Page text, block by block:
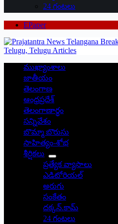
24 గంటలు
EPaper
ముఖ్యాంశాలు
జాతీయం
తెలంగాణ
ఆంధ్రప్రదేశ్
తెలంగాణార్థం
సన్నివేశం
బొమ్మా బొరుసు
సాహిత్యం-శోభ
శీర్షికలు
ప్రత్యేక వ్యాసాలు
ఎడిటోరియల్
అరుగు
సంకేతం
దక్కన్.కామ్
24 గంటలు